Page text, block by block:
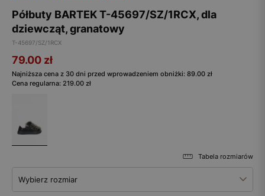
Półbuty BARTEK T-45697/SZ/1RCX, dla
dziewcząt, granatowy
T-45697/SZ/1RCX
79.00 zł
Najniższa cena z 30 dni przed wprowadzeniem obniżki: 89.00 zł
Cena regularna: 219.00 zł
Tabela rozmiarów
Wybierz rozmiar